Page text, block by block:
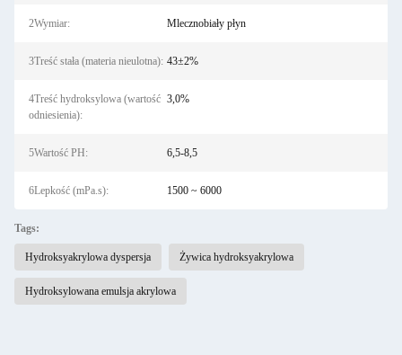
2Wymiar: Mlecznobiały płyn
3Treść stała (materia nieulotna): 43±2%
4Treść hydroksylowa (wartość
odniesienia):
3,0%
5Wartość PH: 6,5-8,5
6Lepkość (mPa.s): 1500 ~ 6000
Tags:
Hydroksyakrylowa dyspersja Żywica hydroksyakrylowa
Hydroksylowana emulsja akrylowa